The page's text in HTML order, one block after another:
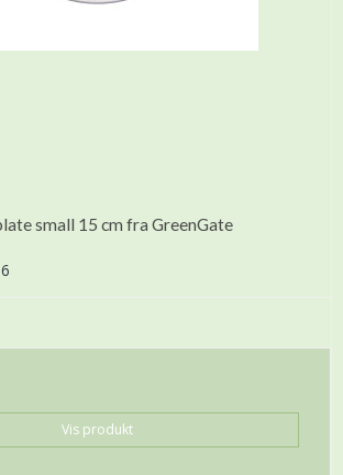
small 15 cm fra GreenGate
Vis produkt